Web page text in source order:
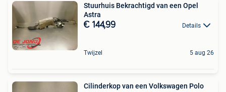
Stuurhuis Bekrachtigd van een Opel
Astra
€ 144,99 Details
Twijzel 5 aug 26
Cilinderkop van een Volkswagen Polo